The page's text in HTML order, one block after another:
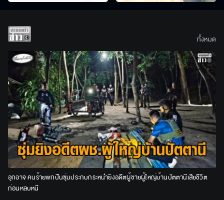
อุกอาจ คนร้ายพกปืนซุ่มประกบกระหน่ำยิงอดีตผู้ชายผู้ใหญ่บ้านปัตตานีเสียชีวิต
ก่อนหลบหนี
ทั้งหมด